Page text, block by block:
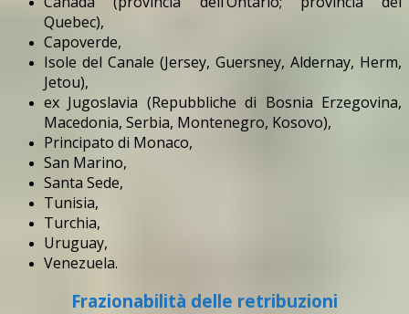
Quebec),
Capoverde,
Isole del Canale (Jersey, Guersney, Aldernay, Herm,
Jetou),
ex Jugoslavia (Repubbliche di Bosnia Erzegovina,
Macedonia, Serbia, Montenegro, Kosovo),
Principato di Monaco,
San Marino,
Santa Sede,
Tunisia,
Turchia,
Uruguay,
Venezuela.
Frazionabilità delle retribuzioni